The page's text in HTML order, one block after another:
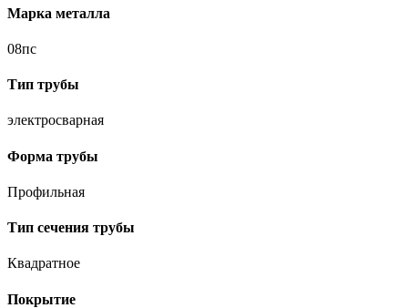
Марка металла
08пс
Тип трубы
электросварная
Форма трубы
Профильная
Тип сечения трубы
Квадратное
Покрытие